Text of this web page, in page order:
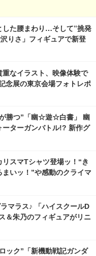
した腰まわり…そして“挑発
りさ」フィギュアで新登
重なイラスト、映像体験で
念展の東京会場フォトレポ
勝つ”「幽☆遊☆白書」 幽
ターガンバトル!? 新作グ
リスマTシャツ登場ッ！“き
いッ！”や感動のクライマ
マラス♪ 「ハイスクールD
＆朱乃のフィギュアがリニ
ック”「新機動戦記ガンダ